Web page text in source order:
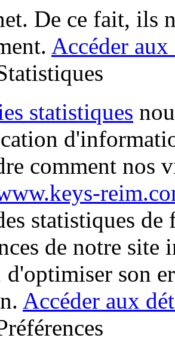
De ce fait, ils
Accéder aux
statistiques
comment nos
statistiques
de notre site
d'optimiser son
Accéder aux